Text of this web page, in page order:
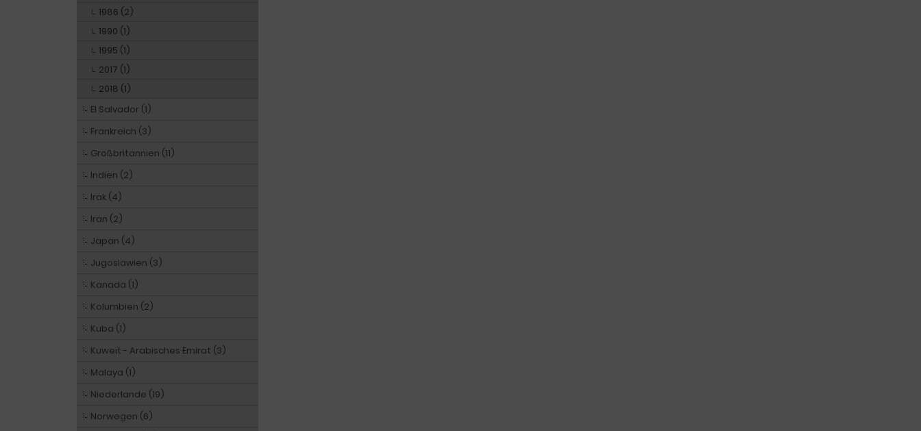
1986 (2)
1990 (1)
1995 (1)
2017 (1)
2018 (1)
El Salvador (1)
Frankreich (3)
Großbritannien (11)
Indien (2)
Irak (4)
Iran (2)
Japan (4)
Jugoslawien (3)
Kanada (1)
Kolumbien (2)
Kuba (1)
Kuweit - Arabisches Emirat (3)
Malaya (1)
Niederlande (19)
Norwegen (6)